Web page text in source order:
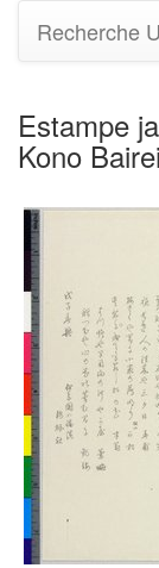
Recherche
Estampe
Kono